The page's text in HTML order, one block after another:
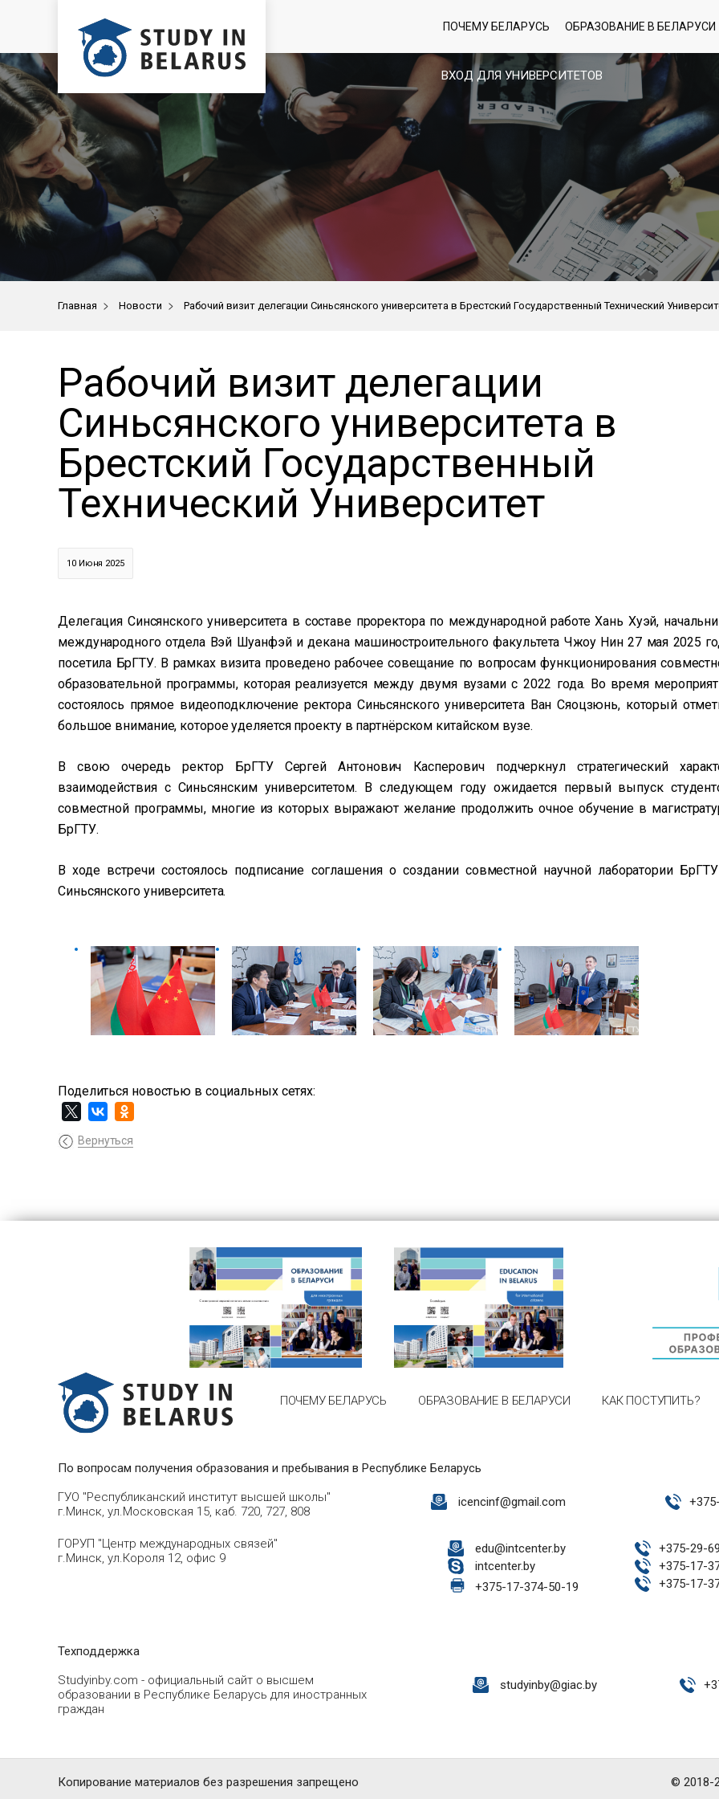
ВХОД ДЛЯ УНИВЕРСИТЕТОВ
ПОЧЕМУ БЕЛАРУСЬ ОБРАЗОВАНИЕ В БЕЛАРУСИ
Главная > Новости > Рабочий визит делегации Синьсянского университета в Брестский Государственный Технический
Рабочий визит делегации
Синьсянского университета в
Брестский Государственный
Технический Университет
10 Июня 2025
Делегация Синсянского университета в составе проректора по международной работе Хань Хуэй,
международного отдела Вэй Шуанфэй и декана машиностроительного факультета Чжоу Нин 27 мая 2025
посетила БрГТУ. В рамках визита проведено рабочее совещание по вопросам функционирования
образовательной программы, которая реализуется между двумя вузами с 2022 года. Во время
состоялось прямое видеоподключение ректора Синьсянского университета Ван Сяоцзюнь, который
большое внимание, которое уделяется проекту в партнёрском китайском вузе.
В свою очередь ректор БрГТУ Сергей Антонович Касперович подчеркнул стратегический
взаимодействия с Синьсянским университетом. В следующем году ожидается первый выпуск
совместной программы, многие из которых выражают желание продолжить очное обучение в
БрГТУ.
В ходе встречи состоялось подписание соглашения о создании совместной научной лаборатории
Синьсянского университета.
Поделиться новостью в социальных сетях:
Вернуться
ПОЧЕМУ БЕЛАРУСЬ ОБРАЗОВАНИЕ В БЕЛАРУСИ КАК ПОСТУПИТЬ?
По вопросам получения образования и пребывания в Республике Беларусь
ГУО "Республиканский институт высшей школы"
г.Минск, ул.Московская 15, каб. 720, 727, 808
icencinf@gmail.com +
ГОРУП "Центр международных связей"
г.Минск, ул.Короля 12, офис 9
edu@intcenter.by
intcenter.by
+375-17-374-50-19
+375-29-
+375-17-
+375-17-
Техподдержка
Studyinby.com - официальный сайт о высшем
образовании в Республике Беларусь для иностранных
граждан
studyinby@giac.by +
Копирование материалов без разрешения запрещено © 2018-